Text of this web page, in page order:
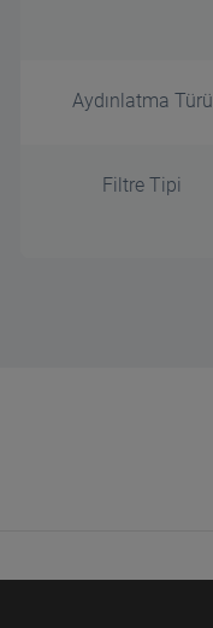
Aydınlatma Türü
Filtre Tipi